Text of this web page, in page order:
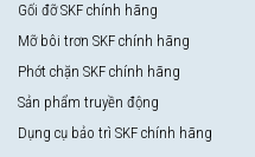
Gối đỡ SKF chính hãng
Mỡ bôi trơn SKF chính hãng
Phớt chặn SKF chính hãng
Sản phẩm truyền động
Dụng cụ bảo trì SKF chính hãng